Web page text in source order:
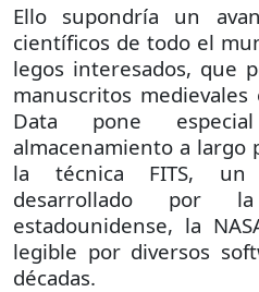
Ello supondría un
científicos de todo el
legos interesados, que
manuscritos
Data pone
almacenamiento a largo
la técnica FITS,
desarrollado por
estadounidense, la
legible por diversos
décadas.